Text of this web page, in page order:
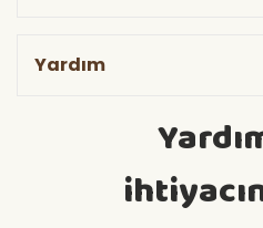
Yardım